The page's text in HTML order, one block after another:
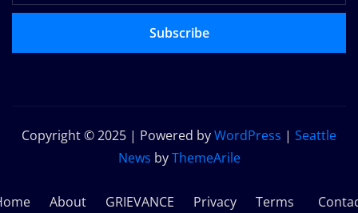
Subscribe
Copyright © 2025 | Powered byWordPress | Seattle
News byThemeArile
About
GRIEVANCE
Privacy
Terms